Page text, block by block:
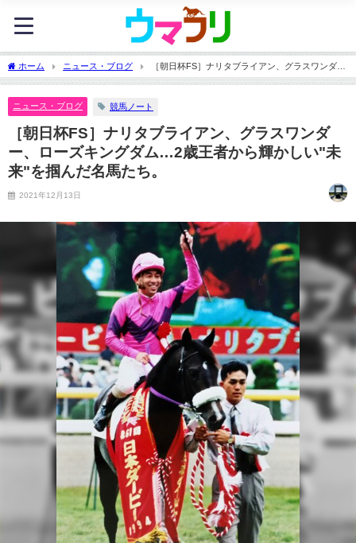
ホーム ニュース・ブログ
［朝日杯FS］ナリタブライアン、グラスワンダ
ー、ローズキングダム…2歳王者から輝かしい"未来"を掴んだ名馬たち。
ニュース・ブログ 競馬ノート
［朝日杯FS］ナリタブライアン、グラスワンダ
ー、ローズキングダム…2歳王者から輝かしい"未
来"を掴んだ名馬たち。
2021年12月13日